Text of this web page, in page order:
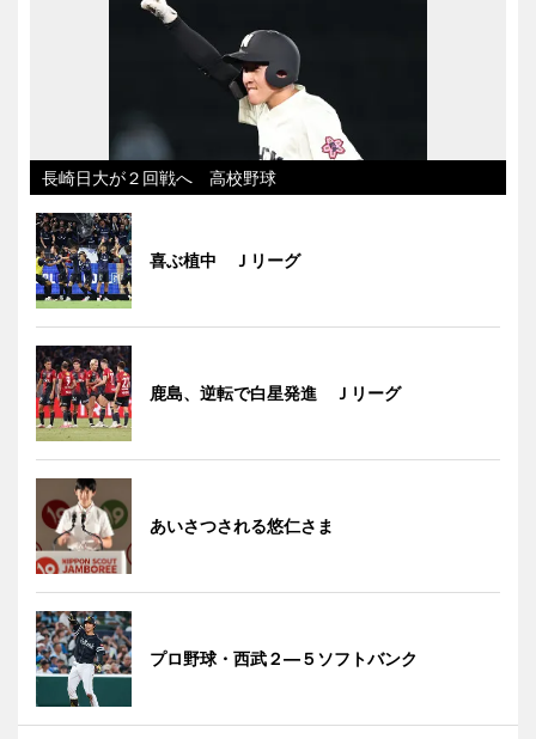
長崎日大が２回戦へ 高校野球
喜ぶ植中 Ｊリーグ
鹿島、逆転で白星発進 Ｊリーグ
あいさつされる悠仁さま
プロ野球・西武２―５ソフトバンク